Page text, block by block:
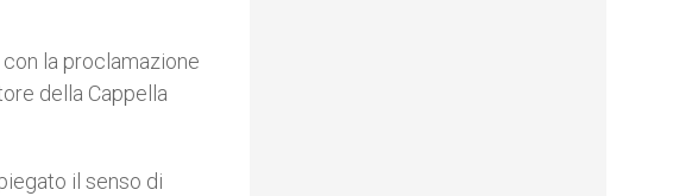
la proclamazione
della Cappella
il senso di